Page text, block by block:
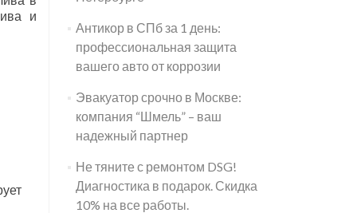
и
Антикор в СПб за 1 день:
профессиональная защита
вашего авто от коррозии
Эвакуатор срочно в Москве:
компания “Шмель” – ваш
надежный партнер
Не тяните с ремонтом DSG!
Диагностика в подарок. Скидка
10% на все работы.